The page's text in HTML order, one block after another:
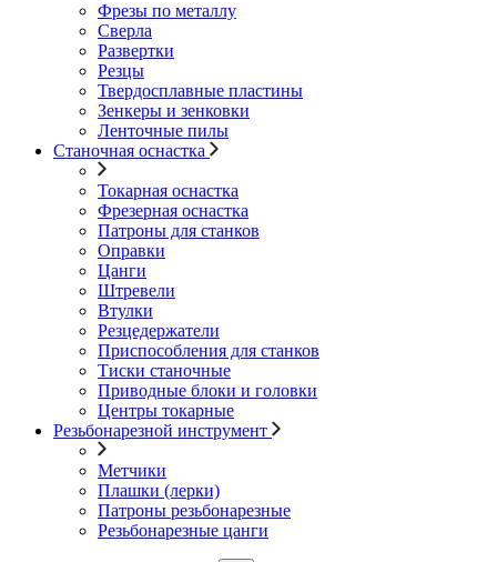
Фрезы по металлу
Сверла
Развертки
Резцы
Твердосплавные пластины
Зенкеры и зенковки
Ленточные пилы
Станочная оснастка
Токарная оснастка
Фрезерная оснастка
Патроны для станков
Оправки
Цанги
Штревели
Втулки
Резцедержатели
Приспособления для станков
Тиски станочные
Приводные блоки и головки
Центры токарные
Резьбонарезной инструмент
Метчики
Плашки (лерки)
Патроны резьбонарезные
Резьбонарезные цанги